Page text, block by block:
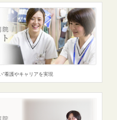
”看護やキャリアを実現